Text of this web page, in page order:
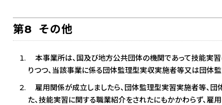
第8 その他
本事業所は、国及び地方公共団体の機関であって技能実
りつつ、当該事業に係る団体監理型実収実施者等又は団体
雇用関係が成立しましたら、団体監理型実習実施者等、団
た、技能実習に関する職業紹介をされたにもかかわらず、雇